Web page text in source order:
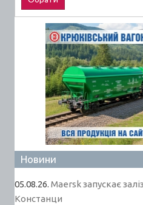
Новини
05.08.26. Maersk запускає
Констанци